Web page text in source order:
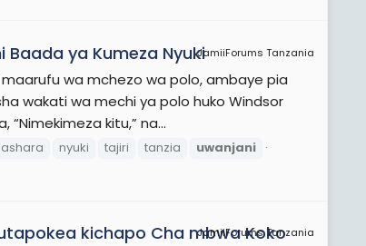
JamiiForums Tanzania
ya Kumeza Nyuki
wa mchezo wa polo, ambaye pia
wakati wa mechi ya polo huko Windsor
kitu,” na...
nyuki tajiri tanzia
uwanjani
JamiiForums Tanzania
kichapo Cha mbwa Koko